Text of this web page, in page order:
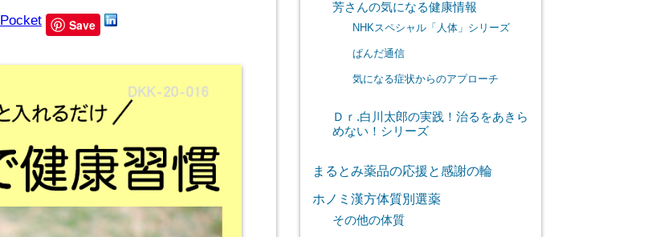
Pocket Save
芳さんの気になる健康情報
NHKスペシャル「人体」シリーズ
ぱんだ通信
気になる症状からのアプローチ
Ｄｒ.白川太郎の実践！治るをあきら
めない！シリーズ
まるとみ薬品の応援と感謝の輪
ホノミ漢方体質別選薬
その他の体質